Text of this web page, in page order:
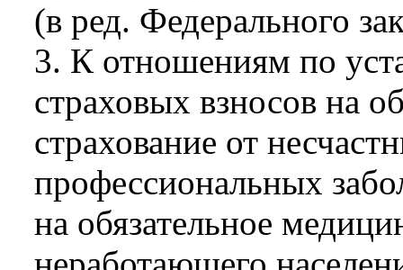
(в ред. Федерального
3. К отношениям по
страховых взносов на
страхование от
профессиональных
на обязательное